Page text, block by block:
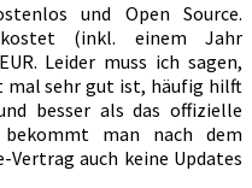
und Open Source.
kostet (inkl. einem Jahr
Leider muss ich sagen,
mal sehr gut ist, häufig hilft
besser als das offizielle
bekommt man nach dem
Vertrag auch keine Updates